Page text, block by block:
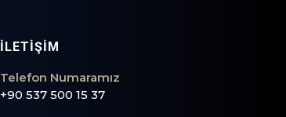
İLETİŞİM
Telefon Numaramız
+90 537 500 15 37